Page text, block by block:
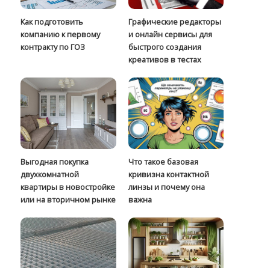
Как подготовить
компанию к первому
контракту по ГОЗ
Графические редакторы
и онлайн сервисы для
быстрого создания
креативов в тестах
Выгодная покупка
двухкомнатной
квартиры в новостройке
или на вторичном рынке
Что такое базовая
кривизна контактной
линзы и почему она
важна